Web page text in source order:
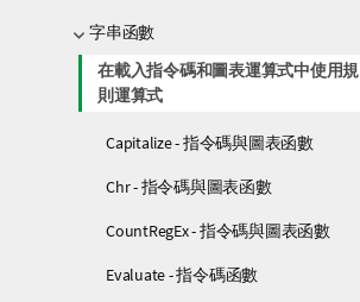
字串函數
在載入指令碼和圖表運算式中使用規
則運算式
Capitalize - 指令碼與圖表函數
Chr - 指令碼與圖表函數
CountRegEx - 指令碼與圖表函數
Evaluate - 指令碼函數